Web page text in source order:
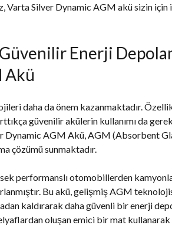
Varta Silver Dynamic AGM akü sizin için
Enerji
Akü
daha da önem kazanmaktadır.
güvenilir akülerin kullanımı da
Dynamic AGM Akü, AGM (Absorbent
çözümü sunmaktadır.
performanslı otomobillerden
Bu akü, gelişmiş AGM
kaldırarak daha güvenli bir enerji
oluşan emici bir mat